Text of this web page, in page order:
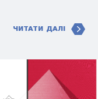
ЧИТАТИ ДАЛІ